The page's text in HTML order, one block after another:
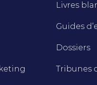
Livres
Guides
Dossiers
Tribunes